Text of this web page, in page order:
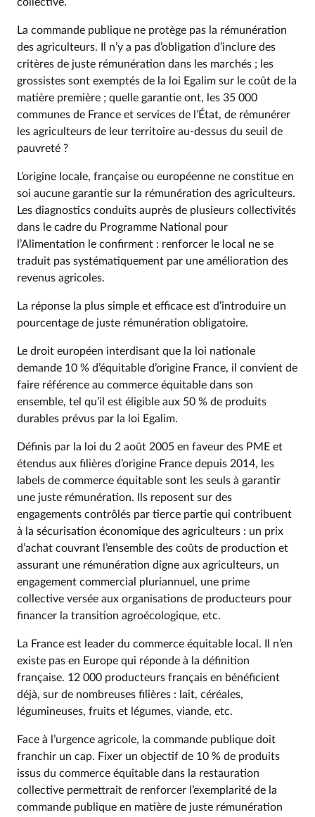
La commande publique ne protège pas la rémunération
des agriculteurs. Il n’y a pas d’obligation d’inclure des
critères de juste rémunération dans les marchés ; les
grossistes sont exemptés de la loi Egalim sur le coût de la
matière première ; quelle garantie ont, les 35 000
communes de France et services de l’État, de rémunérer
les agriculteurs de leur territoire au-dessus du seuil de
pauvreté ?
L’origine locale, française ou européenne ne constitue en
soi aucune garantie sur la rémunération des agriculteurs.
Les diagnostics conduits auprès de plusieurs collectivités
dans le cadre du Programme National pour
l’Alimentation le confirment : renforcer le local ne se
traduit pas systématiquement par une amélioration des
revenus agricoles.
La réponse la plus simple et efficace est d’introduire un
pourcentage de juste rémunération obligatoire.
Le droit européen interdisant que la loi nationale
demande 10 % d’équitable d’origine France, il convient de
faire référence au commerce équitable dans son
ensemble, tel qu’il est éligible aux 50 % de produits
durables prévus par la loi Egalim.
Définis par la loi du 2 août 2005 en faveur des PME et
étendus aux filières d’origine France depuis 2014, les
labels de commerce équitable sont les seuls à garantir
une juste rémunération. Ils reposent sur des
engagements contrôlés par tierce partie qui contribuent
à la sécurisation économique des agriculteurs : un prix
d’achat couvrant l’ensemble des coûts de production et
assurant une rémunération digne aux agriculteurs, un
engagement commercial pluriannuel, une prime
collective versée aux organisations de producteurs pour
financer la transition agroécologique, etc.
La France est leader du commerce équitable local. Il n’en
existe pas en Europe qui réponde à la définition
française. 12 000 producteurs français en bénéficient
déjà, sur de nombreuses filières : lait, céréales,
légumineuses, fruits et légumes, viande, etc.
Face à l’urgence agricole, la commande publique doit
franchir un cap. Fixer un objectif de 10 % de produits
issus du commerce équitable dans la restauration
collective permettrait de renforcer l’exemplarité de la
commande publique en matière de juste rémunération